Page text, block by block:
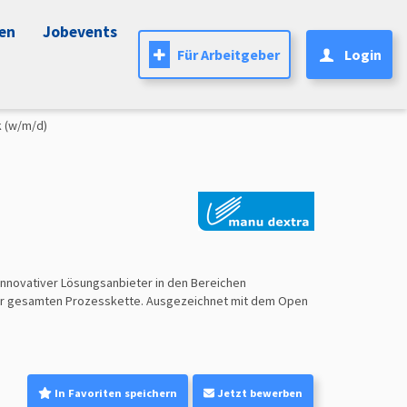
Jobevents
Für Arbeitgeber Login
(w/m/d)
Lösungsanbieter in den Bereichen
gesamten Prozesskette. Ausgezeichnet mit dem Open
In Favoriten speichern Jetzt bewerben